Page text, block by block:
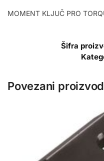
MOMENT KLJUČ PRO
Šifra
Povezani